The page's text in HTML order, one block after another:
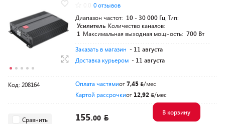
0 отзывов
Диапазон частот: 10 - 30 000 Гц Тип:
Усилитель Количество каналов:
1 Максимальная выходная мощность: 700 Вт
Заказать в магазин - 11 августа
Доставка курьером - 11 августа
Код: 208164 Оплата частямиот7,45
/мес
Картой рассрочкиот 12,92 /мес
Сравнить 155.00
В корзину